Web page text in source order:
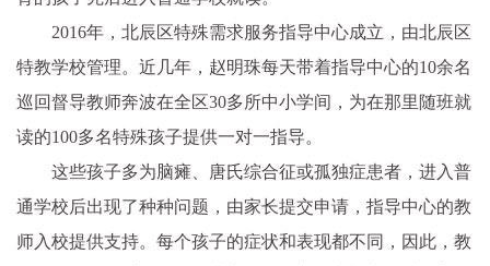
2016年，北辰区特殊需求服务指导中心成立，由北辰区
特教学校管理。近几年，赵明珠每天带着指导中心的10余名
巡回督导教师奔波在全区30多所中小学间，为在那里随班就
读的100多名特殊孩子提供一对一指导。
这些孩子多为脑瘫、唐氏综合征或孤独症患者，进入普
通学校后出现了种种问题，由家长提交申请，指导中心的教
师入校提供支持。每个孩子的症状和表现都不同，因此，教